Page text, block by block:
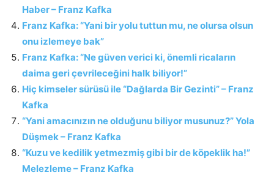
Haber – Franz Kafka
Franz Kafka: “Yani bir yolu tuttun mu, ne olursa olsun
onu izlemeye bak”
Franz Kafka: “Ne güven verici ki, önemli ricaların
daima geri çevrileceğini halk biliyor!”
Hiç kimseler sürüsü ile “Dağlarda Bir Gezinti” – Franz
Kafka
“Yani amacınızın ne olduğunu biliyor musunuz?” Yola
Düşmek – Franz Kafka
“Kuzu ve kedilik yetmezmiş gibi bir de köpeklik ha!”
Melezleme – Franz Kafka